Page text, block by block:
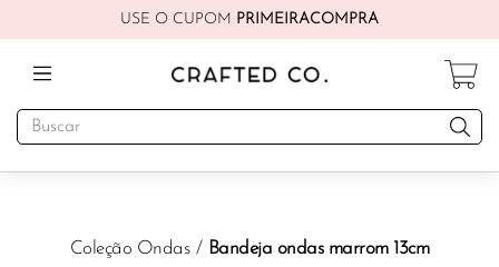
USE O CUPOM PRIMEIRACOMPRA
Coleção Ondas / Bandeja ondas marrom 13cm